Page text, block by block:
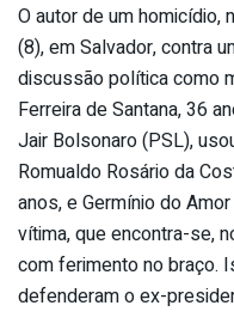
O autor de um homicídio,
(8), em Salvador, contra
discussão política como
Ferreira de Santana, 36
Jair Bolsonaro (PSL),
Romualdo Rosário da
anos, e Germínio do
vítima, que encontra-se,
com ferimento no braço.
defenderam o ex-